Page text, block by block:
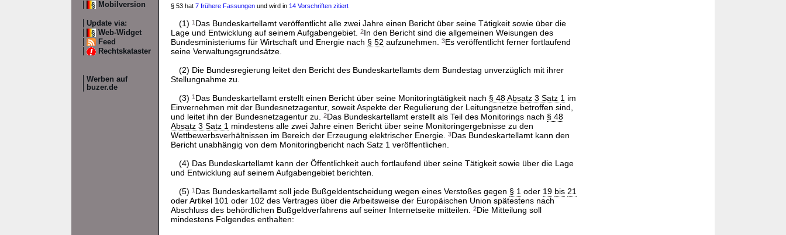
Mobilversion
Update via:
Web-Widget
Feed
Rechtskataster
Werben auf
buzer.de
§ 53 hat 7 frühere Fassungen und wird in 14 Vorschriften zitiert
(1) 1Das Bundeskartellamt veröffentlicht alle zwei Jahre einen Bericht über seine Tätigkeit sowie über die
Lage und Entwicklung auf seinem Aufgabengebiet.
2In den Bericht sind die allgemeinen Weisungen des
Bundesministeriums für Wirtschaft und Energie nach § 52 aufzunehmen. 3Es veröffentlicht ferner fortlaufend
seine Verwaltungsgrundsätze.
(2) Die Bundesregierung leitet den Bericht des Bundeskartellamts dem Bundestag unverzüglich mit ihrer
Stellungnahme zu.
(3) 1Das Bundeskartellamt erstellt einen Bericht über seine Monitoringtätigkeit nach § 48 Absatz 3 Satz 1 im
Einvernehmen mit der Bundesnetzagentur, soweit Aspekte der Regulierung der Leitungsnetze betroffen sind,
und leitet ihn der Bundesnetzagentur zu.
2Das Bundeskartellamt erstellt als Teil des Monitorings nach § 48
Absatz 3 Satz 1 mindestens alle zwei Jahre einen Bericht über seine Monitoringergebnisse zu den
Wettbewerbsverhältnissen im Bereich der Erzeugung elektrischer Energie.
3Das Bundeskartellamt kann den
Bericht unabhängig von dem Monitoringbericht nach Satz 1 veröffentlichen.
(4) Das Bundeskartellamt kann der Öffentlichkeit auch fortlaufend über seine Tätigkeit sowie über die Lage
und Entwicklung auf seinem Aufgabengebiet berichten.
(5) 1Das Bundeskartellamt soll jede Bußgeldentscheidung wegen eines Verstoßes gegen § 1 oder 19 bis 21
oder Artikel 101 oder 102 des Vertrages über die Arbeitsweise der Europäischen Union spätestens nach
Abschluss des behördlichen Bußgeldverfahrens auf seiner Internetseite mitteilen.
2Die Mitteilung soll
mindestens Folgendes enthalten: